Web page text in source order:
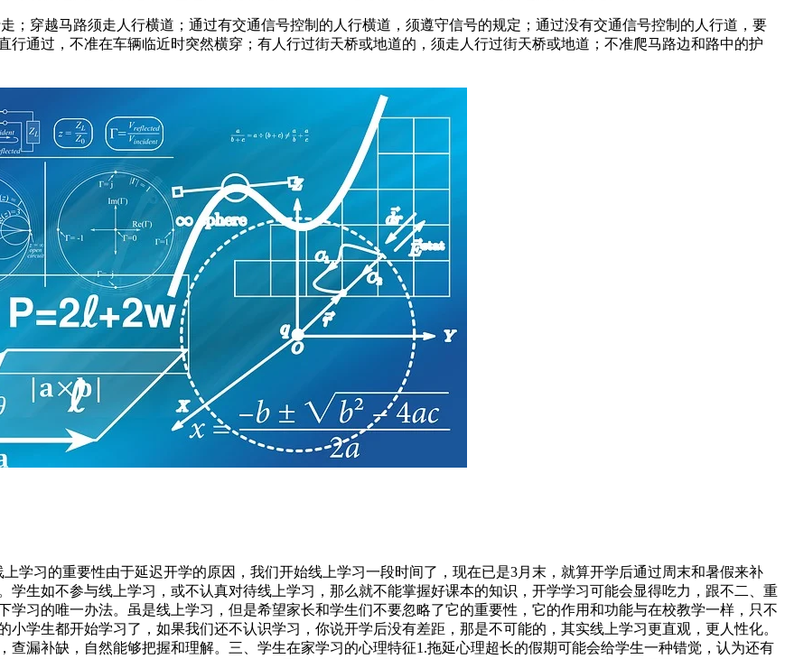
；穿越马路须走人行横道；通过有交通信号控制的人行横道，须遵守信号的规定；通过没有交通信号控制的人行道，要
通过，不准在车辆临近时突然横穿；有人行过街天桥或地道的，须走人行过街天桥或地道；不准爬马路边和路中的护
学习的重要性由于延迟开学的原因，我们开始线上学习一段时间了，现在已是3月末，就算开学后通过周末和暑假来补
生如不参与线上学习，或不认真对待线上学习，那么就不能掌握好课本的知识，开学学习可能会显得吃力，跟不二、重
习的唯一办法。虽是线上学习，但是希望家长和学生们不要忽略了它的重要性，它的作用和功能与在校教学一样，只不
学生都开始学习了，如果我们还不认识学习，你说开学后没有差距，那是不可能的，其实线上学习更直观，更人性化。
漏补缺，自然能够把握和理解。三、学生在家学习的心理特征1.拖延心理超长的假期可能会给学生一种错觉，认为还有